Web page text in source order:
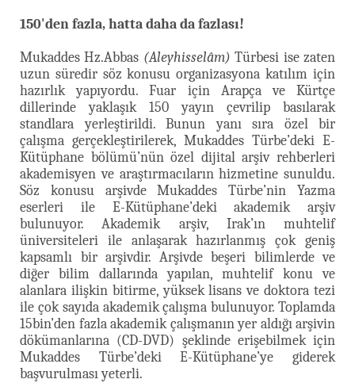
150'den fazla, hatta daha da fazlası!
Mukaddes Hz.Abbas (Aleyhisselâm) Türbesi ise zaten
uzun süredir söz konusu organizasyona katılım için
hazırlık yapıyordu. Fuar için Arapça ve Kürtçe
dillerinde yaklaşık 150 yayın çevrilip basılarak
standlara yerleştirildi. Bunun yanı sıra özel bir
çalışma gerçekleştirilerek, Mukaddes Türbe’deki E-
Kütüphane bölümü’nün özel dijital arşiv rehberleri
akademisyen ve araştırmacıların hizmetine sunuldu.
Söz konusu arşivde Mukaddes Türbe’nin Yazma
eserleri ile E-Kütüphane’deki akademik arşiv
bulunuyor. Akademik arşiv, Irak’ın muhtelif
üniversiteleri ile anlaşarak hazırlanmış çok geniş
kapsamlı bir arşivdir. Arşivde beşeri bilimlerde ve
diğer bilim dallarında yapılan, muhtelif konu ve
alanlara ilişkin bitirme, yüksek lisans ve doktora tezi
ile çok sayıda akademik çalışma bulunuyor. Toplamda
15bin’den fazla akademik çalışmanın yer aldığı arşivin
dökümanlarına (CD-DVD) şeklinde erişebilmek için
Mukaddes Türbe’deki E-Kütüphane’ye giderek
başvurulması yeterli.